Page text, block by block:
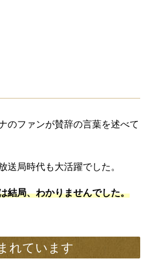
のファンが賛辞の言葉を述べて
送局時代も大活躍でした。
結局、わかりませんでした。
れています